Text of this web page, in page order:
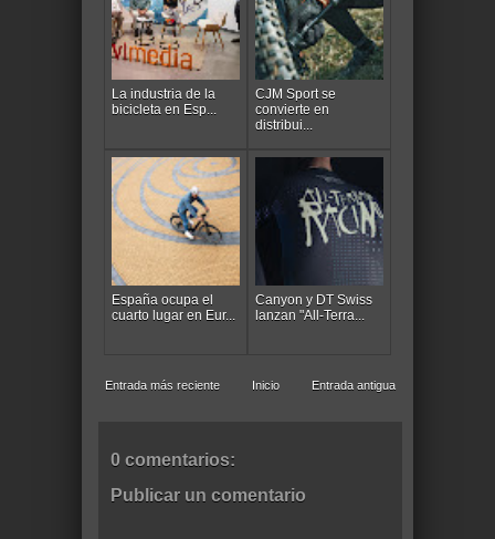
La industria de la
bicicleta en Esp...
CJM Sport se
convierte en
distribui...
España ocupa el
cuarto lugar en Eur...
Canyon y DT Swiss
lanzan "All-Terra...
Entrada más reciente Entrada antigua
Inicio
0 comentarios:
Publicar un comentario